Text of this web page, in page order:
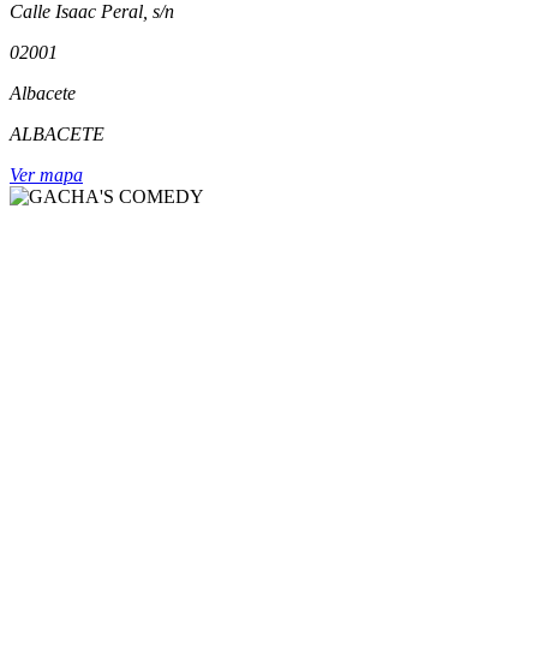
Calle Isaac Peral, s/n
02001
Albacete
ALBACETE
Ver mapa